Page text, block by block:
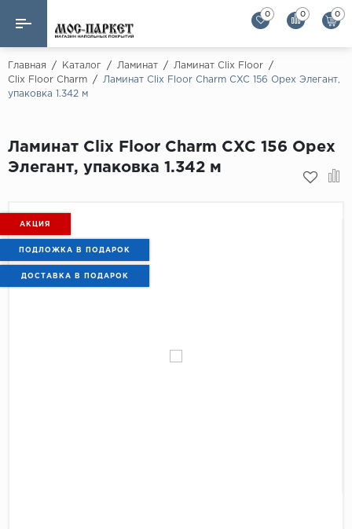
Назад
Ламинат
Назад
Alloc
Alpine Floor
Паркетная доска
Инженерный паркет елка
Массивная доска
0 0 0
Главная / Каталог / Ламинат / Ламинат Clix Floor
/
Clix Floor Charm
/
Ламинат Clix Floor Charm CXC 156 Орех Элегант,
упаковка 1.342 м
Ламинат Clix Floor Charm CXC 156 Орех
Элегант, упаковка 1.342 м
АКЦИЯ
ПОДЛОЖКА В ПОДАРОК
ДОСТАВКА В ПОДАРОК